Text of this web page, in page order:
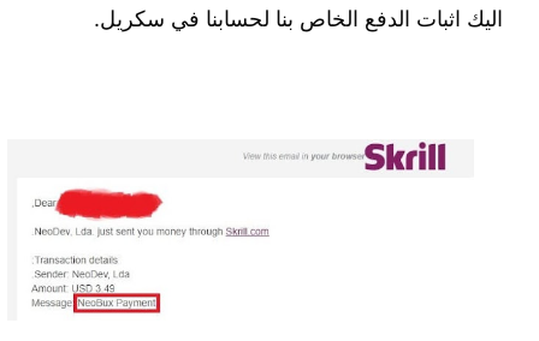
اليك اثبات الدفع الخاص بنا لحسابنا في سكريل.